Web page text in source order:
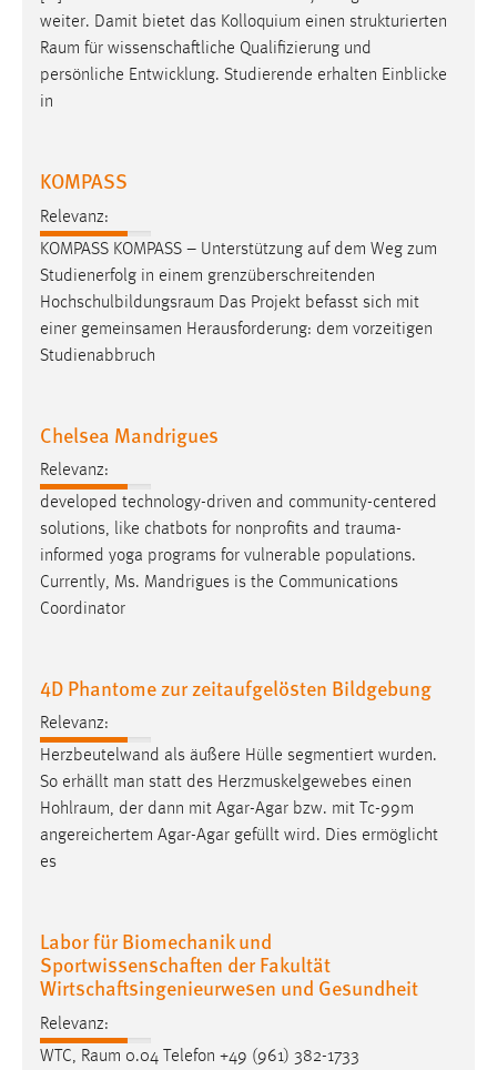
weiter. Damit bietet das Kolloquium einen strukturierten
Raum für wissenschaftliche Qualifizierung und
persönliche Entwicklung. Studierende erhalten Einblicke
in
KOMPASS
Relevanz:
KOMPASS KOMPASS – Unterstützung auf dem Weg zum
Studienerfolg in einem grenzüberschreitenden
Hochschulbildungsraum Das Projekt befasst sich mit
einer gemeinsamen Herausforderung: dem vorzeitigen
Studienabbruch
Chelsea Mandrigues
Relevanz:
developed technology-driven and community-centered
solutions, like chatbots for nonprofits and trauma-
informed yoga programs for vulnerable populations.
Currently, Ms. Mandrigues is the Communications
Coordinator
4D Phantome zur zeitaufgelösten Bildgebung
Relevanz:
Herzbeutelwand als äußere Hülle segmentiert wurden.
So erhällt man statt des Herzmuskelgewebes einen
Hohlraum, der dann mit Agar-Agar bzw. mit Tc-99m
angereichertem Agar-Agar gefüllt wird. Dies ermöglicht
es
Labor für Biomechanik und
Sportwissenschaften der Fakultät
Wirtschaftsingenieurwesen und Gesundheit
Relevanz:
WTC, Raum 0.04 Telefon +49 (961) 382-1733